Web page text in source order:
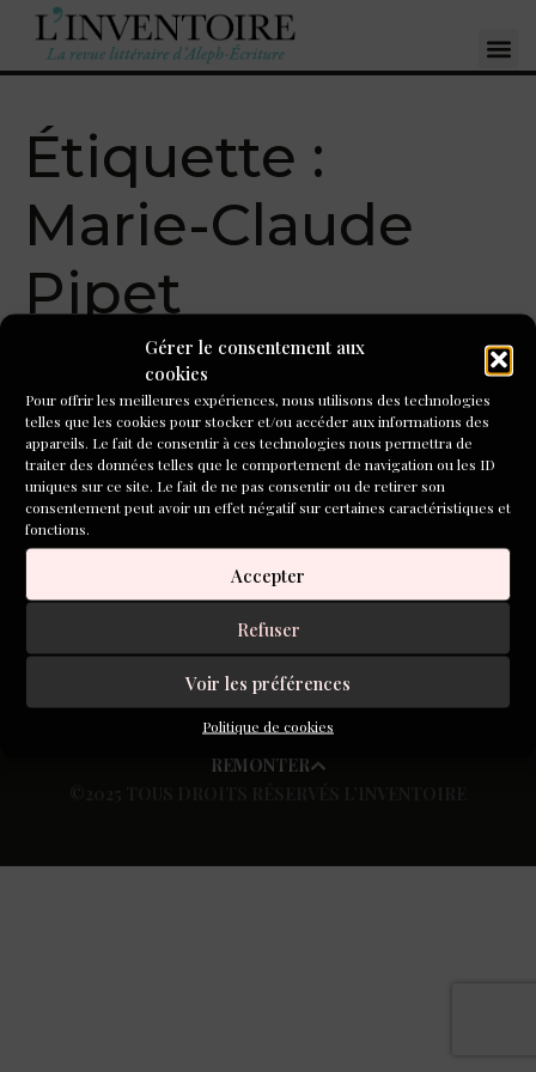
Gérer le consentement aux
cookies
Pour offrir les meilleures expériences, nous utilisons des technologies
telles que les cookies pour stocker et/ou accéder aux informations des
appareils. Le fait de consentir à ces technologies nous permettra de
traiter des données telles que le comportement de navigation ou les ID
uniques sur ce site. Le fait de ne pas consentir ou de retirer son
consentement peut avoir un effet négatif sur certaines caractéristiques et
fonctions.
Accepter
Refuser
Voir les préférences
Politique de cookies
Étiquette :
Marie-Claude
Pipet
« Jazz », Marie-Claude
Pipet
Ma langue est un continent dérobé
S'inscrire à la newsletter
REMONTER